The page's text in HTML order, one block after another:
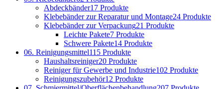
Abdeckbänder17 Produkte
Klebebänder zur Reparatur und Montage24 Produkte
Klebebänder zur Verpackung21 Produkte
Leichte Pakete7 Produkte
Schwere Pakete14 Produkte
06. Reinigungsmittel115 Produkte
Haushaltsreiniger20 Produkte
Reiniger für Gewerbe und Industrie102 Produkte
Reinigungszubehör12 Produkte